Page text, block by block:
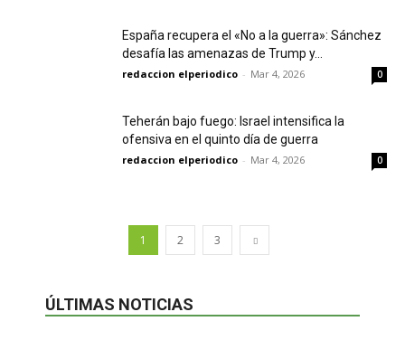
España recupera el «No a la guerra»: Sánchez
desafía las amenazas de Trump y...
redaccion elperiodico - Mar 4, 2026 0
Teherán bajo fuego: Israel intensifica la
ofensiva en el quinto día de guerra
redaccion elperiodico - Mar 4, 2026 0
1 2 3
ÚLTIMAS NOTICIAS